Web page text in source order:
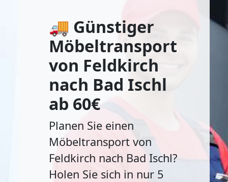
🚚 Günstiger
Möbeltransport
von Feldkirch
nach Bad Ischl
ab 60€
Planen Sie einen
Möbeltransport von
Feldkirch nach Bad Ischl?
Holen Sie sich in nur 5